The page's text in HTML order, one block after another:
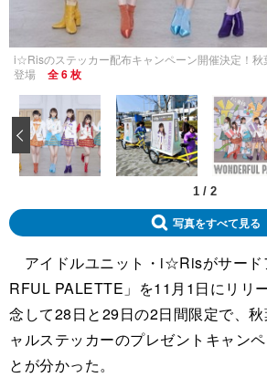
i☆Risのステッカー配布キャンペーン開催決定！秋
登場
全 6 枚
1 / 2
‹
写真をすべて見る
アイドルユニット・i☆Risがサード
RFUL PALETTE」を11月1日にリリ
念して28日と29日の2日間限定で、
ャルステッカーのプレゼントキャン
とが分かった。